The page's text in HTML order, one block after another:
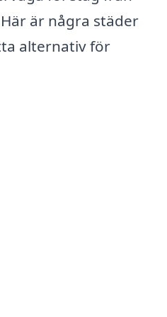
är några städer
alternativ för